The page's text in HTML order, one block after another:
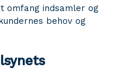
omfang indsamler og
behov og